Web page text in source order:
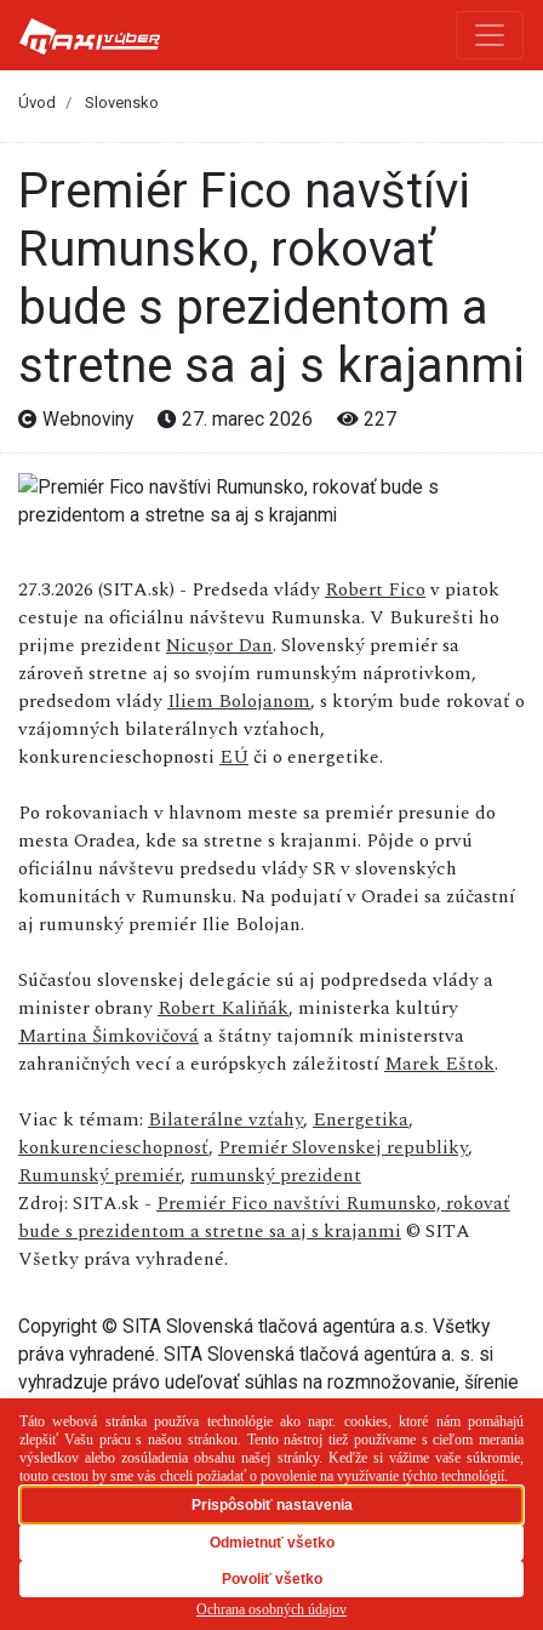
Úvod Slovensko
Premiér Fico navštívi
Rumunsko, rokovať
bude s prezidentom a
stretne sa aj s krajanmi
Webnoviny 27. marec 2026 227
27.3.2026 (SITA.sk) - Predseda vlády Robert Ficov piatok
cestuje na oficiálnu návštevu Rumunska. V Bukurešti ho
prijme prezidentNicușor Dan. Slovenský premiér sa
zároveň stretne aj so svojím rumunským náprotivkom,
predsedom vlády Iliem Bolojanom, s ktorým bude rokovať o
vzájomných bilaterálnych vzťahoch,
konkurencieschopnosti EÚ či o energetike.
Po rokovaniach v hlavnom meste sa premiér presunie do
mesta Oradea, kde sa stretne s krajanmi. Pôjde o prvú
oficiálnu návštevu predsedu vlády SR v slovenských
komunitách v Rumunsku. Na podujatí v Oradei sa zúčastní
aj rumunský premiér Ilie Bolojan.
Súčasťou slovenskej delegácie sú aj podpredseda vlády a
minister obrany Robert Kaliňák, ministerka kultúry
Martina Šimkovičováa štátny tajomník ministerstva
zahraničných vecí a európskych záležitostí Marek Eštok.
Viac k témam: Bilaterálne vzťahy, Energetika,
konkurencieschopnosť, Premiér Slovenskej republiky,
Rumunský premiér, rumunský prezident
Zdroj: SITA.sk - Premiér Fico navštívi Rumunsko, rokovať
bude s prezidentom a stretne sa aj s krajanmi © SITA
Všetky práva vyhradené.
Copyright © SITA Slovenská tlačová agentúra a.s. Všetky
práva vyhradené. SITA Slovenská tlačová agentúra a. s. si
vyhradzuje právo udeľovať súhlas na rozmnožovanie, šírenie
PR článok
používania cookies
RSS